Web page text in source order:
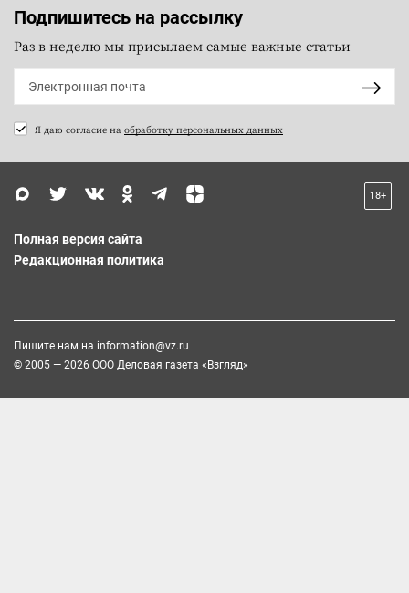
Подпишитесь на рассылку
Раз в неделю мы присылаем самые важные статьи
Я даю согласие на обработку персональных данных
18+
Полная версия сайта
Редакционная политика
Пишите нам на information@vz.ru
© 2005 — 2026 ООО Деловая газета «Взгляд»